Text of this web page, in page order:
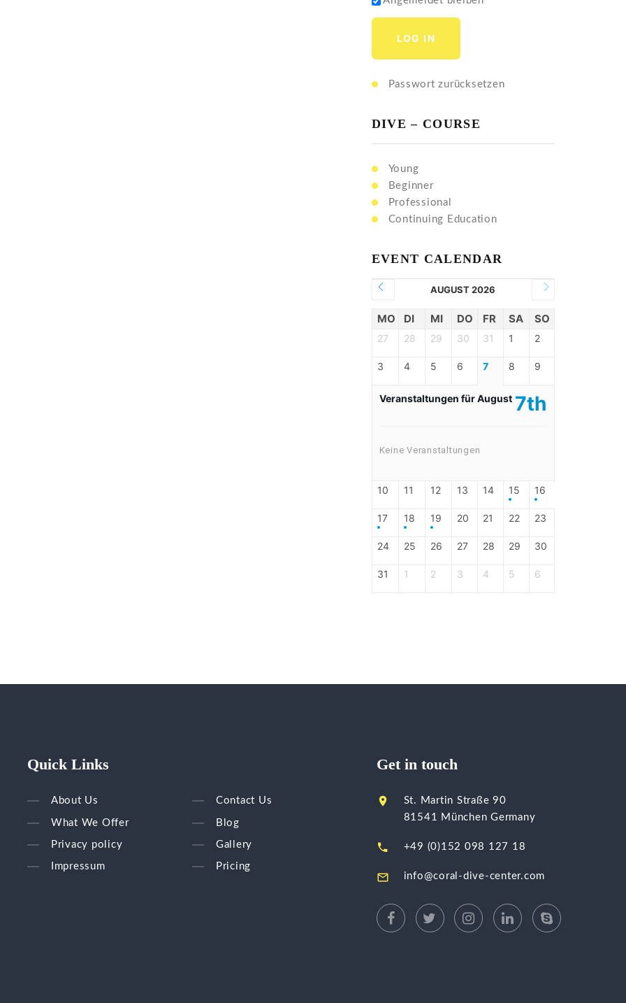
Passwort zurücksetzen
DIVE – COURSE
Young
Beginner
Professional
Continuing Education
EVENT CALENDAR
AUGUST 2026
MO DI MI DO FR SA SO
27 28 29 30 31 1 2
3 4 5 6 7 8 9
Veranstaltungen für August 7th
Keine Veranstaltungen
10 11 12 13 14 15 16
17 18 19 20 21 22 23
24 25 26 27 28 29 30
31 1 2 3 4 5 6
Quick Links
About Us
What We Offer
Privacy policy
Impressum
Contact Us
Blog
Gallery
Pricing
Get in touch
St. Martin Straße 90
81541 München Germany
+49 (0)152 098 127 18
info@coral-dive-center.com